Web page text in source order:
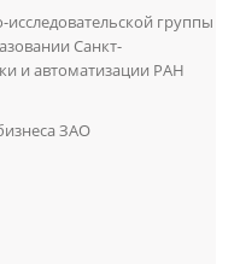
группы
Санкт-
и автоматизации РАН
ЗАО